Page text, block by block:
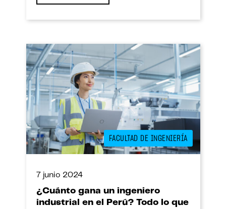
FACULTAD DE INGENIERÍA
7 junio 2024
¿Cuánto gana un ingeniero
industrial en el Perú? Todo lo que